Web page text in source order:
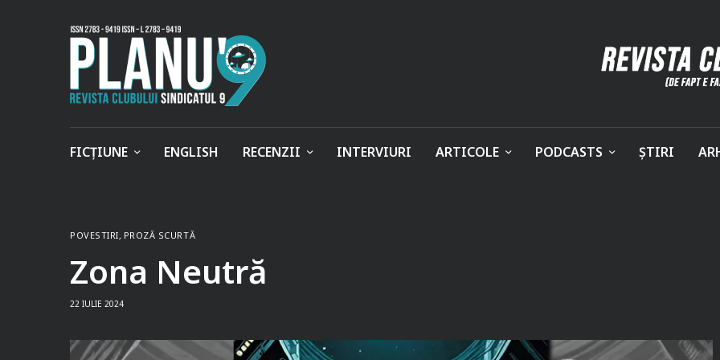
FICȚIUNE ENGLISH RECENZII INTERVIURI ARTICOLE PODCASTS ȘTIRI
POVESTIRI, PROZĂ SCURTĂ
Zona Neutră
22 IULIE 2024